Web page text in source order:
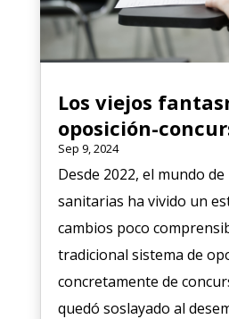
Los viejos
oposición-
Sep 9, 2024
Desde 2022, el mundo
sanitarias ha vivido un
cambios poco
tradicional sistema de
concretamente de
quedó soslayado al